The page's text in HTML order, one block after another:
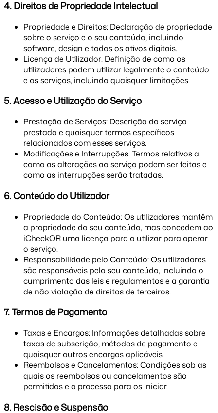
4. Direitos de Propriedade Intelectual
Propriedade e Direitos: Declaração de propriedade
sobre o serviço e o seu conteúdo, incluindo
software, design e todos os ativos digitais.
Licença de Utilizador: Definição de como os
utilizadores podem utilizar legalmente o conteúdo
e os serviços, incluindo quaisquer limitações.
5. Acesso e Utilização do Serviço
Prestação de Serviços: Descrição do serviço
prestado e quaisquer termos específicos
relacionados com esses serviços.
Modificações e Interrupções: Termos relativos a
como as alterações ao serviço podem ser feitas e
como as interrupções serão tratadas.
6. Conteúdo do Utilizador
Propriedade do Conteúdo: Os utilizadores mantêm
a propriedade do seu conteúdo, mas concedem ao
iCheckQR uma licença para o utilizar para operar
o serviço.
Responsabilidade pelo Conteúdo: Os utilizadores
são responsáveis pelo seu conteúdo, incluindo o
cumprimento das leis e regulamentos e a garantia
de não violação de direitos de terceiros.
7. Termos de Pagamento
Taxas e Encargos: Informações detalhadas sobre
taxas de subscrição, métodos de pagamento e
quaisquer outros encargos aplicáveis.
Reembolsos e Cancelamentos: Condições sob as
quais os reembolsos ou cancelamentos são
permitidos e o processo para os iniciar.
8. Rescisão e Suspensão